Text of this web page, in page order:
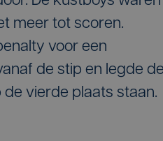
meer tot scoren.
voor een
de stip en legde de
vierde plaats staan.